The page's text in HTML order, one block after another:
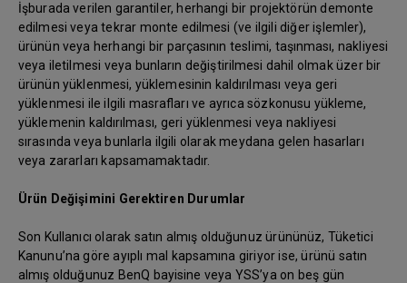
İşburada verilen garantiler, herhangi bir projektörün demonte
edilmesi veya tekrar monte edilmesi (ve ilgili diğer işlemler),
ürünün veya herhangi bir parçasının teslimi, taşınması, nakliyesi
veya iletilmesi veya bunların değiştirilmesi dahil olmak üzer bir
ürünün yüklenmesi, yüklemesinin kaldırılması veya geri
yüklenmesi ile ilgili masrafları ve ayrıca sözkonusu yükleme,
yüklemenin kaldırılması, geri yüklenmesi veya nakliyesi
sırasında veya bunlarla ilgili olarak meydana gelen hasarları
veya zararları kapsamamaktadır.
Ürün Değişimini Gerektiren Durumlar
Son Kullanıcı olarak satın almış olduğunuz ürününüz, Tüketici
Kanunu’na göre ayıplı mal kapsamına giriyor ise, ürünü satın
almış olduğunuz BenQ bayisine veya YSS’ya on beş gün